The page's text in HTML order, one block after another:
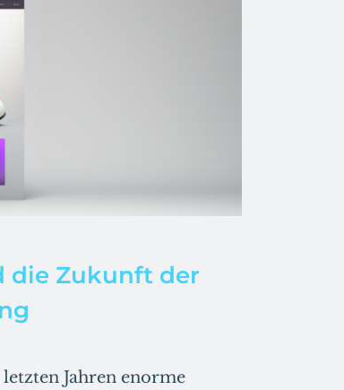
die Zukunft der
Jahren enorme